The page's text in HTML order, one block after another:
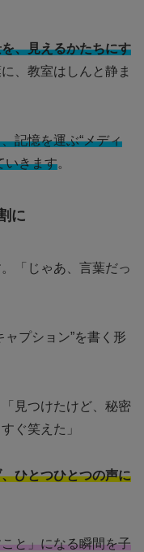
、見えるかたちにす
、教室はしんと静ま
記憶を運ぶ“メディ
いきます。
に
「じゃあ、言葉だっ
プション”を書く形
見つけたけど、秘密
ぐ笑えた」
ひとつひとつの声に
と」になる瞬間を子